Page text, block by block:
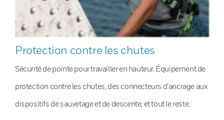
Protection contre les chutes
Sécurité de pointe pour travailler en hauteur. Équipement de
protection contre les chutes, des connecteurs d’ancrage aux
dispositifs de sauvetage et de descente, et tout le reste.